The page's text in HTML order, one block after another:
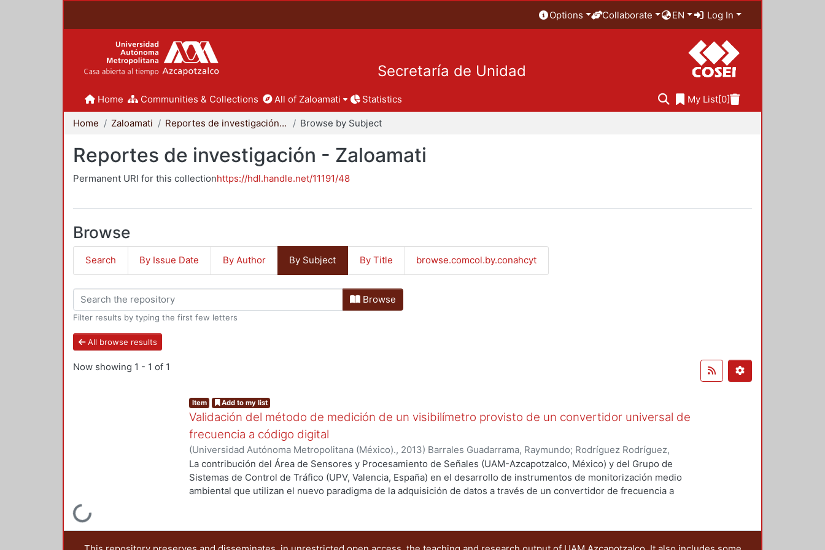
Options Collaborate EN Log In
Secretaría de Unidad
Home Communities & Collections All of Zaloamati Statistics My List[0]
Home Zaloamati Reportes de investigación - Zaloamati Browse by Subject
Reportes de investigación - Zaloamati
Permanent URI for this collectionhttps://hdl.handle.net/11191/48
Browse
Search By Issue Date By Author By Subject By Title browse.comcol.by.conahcyt
Browse
Filter results by typing the first few letters
All browse results
Now showing 1 - 1 of 1
Loading...
Item Add to my list
Validación del método de medición de un visibilímetro provisto de un convertidor universal de
frecuencia a código digital
(Universidad Autónoma Metropolitana (México)., 2013) Barrales Guadarrama, Raymundo; Rodríguez Rodríguez,
Melitón Ezequiel;Barrales Guadarrama, Víctor Rogelio; Vázquez Cerón, Ernesto Rodrigo ;Mocholí Salcedo, Antonio
La contribución del Área de Sensores y Procesamiento de Señales (UAM-Azcapotzalco, México) y del Grupo de
Sistemas de Control de Tráfico (UPV, Valencia, España) en el desarrollo de instrumentos de monitorización medio
ambiental que utilizan el nuevo paradigma de la adquisición de datos a través de un convertidor de frecuencia a
paradigma, el sistema óptico de captación de la señal, necesaria para estimar la visibilidad espacial en condiciones
meteorológicas adversas (niebla, lluvia intensa, nieve, etc.), ha debido diseñarse para rechazar ópticamente las